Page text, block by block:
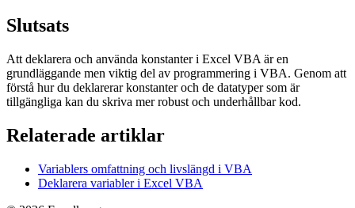
Slutsats
Att deklarera och använda konstanter i Excel VBA är en
grundläggande men viktig del av programmering i VBA. Genom att
förstå hur du deklarerar konstanter och de datatyper som är
tillgängliga kan du skriva mer robust och underhållbar kod.
Relaterade artiklar
Variablers omfattning och livslängd i VBA
Deklarera variabler i Excel VBA